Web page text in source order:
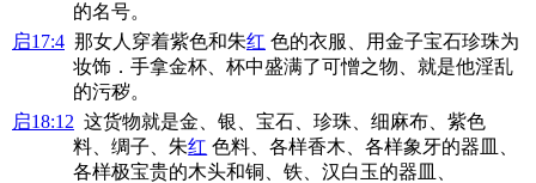
的名号。
启17:4 那女人穿着紫色和朱红 色的衣服、用金子宝石珍珠为
妆饰．手拿金杯、杯中盛满了可憎之物、就是他淫乱
的污秽。
启18:12 这货物就是金、银、宝石、珍珠、细麻布、紫色
料、绸子、朱红 色料、各样香木、各样象牙的器皿、
各样极宝贵的木头和铜、铁、汉白玉的器皿、